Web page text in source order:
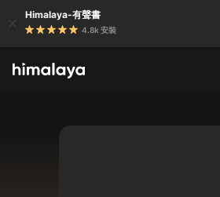
Himalaya-有聲書
4.8k 安裝